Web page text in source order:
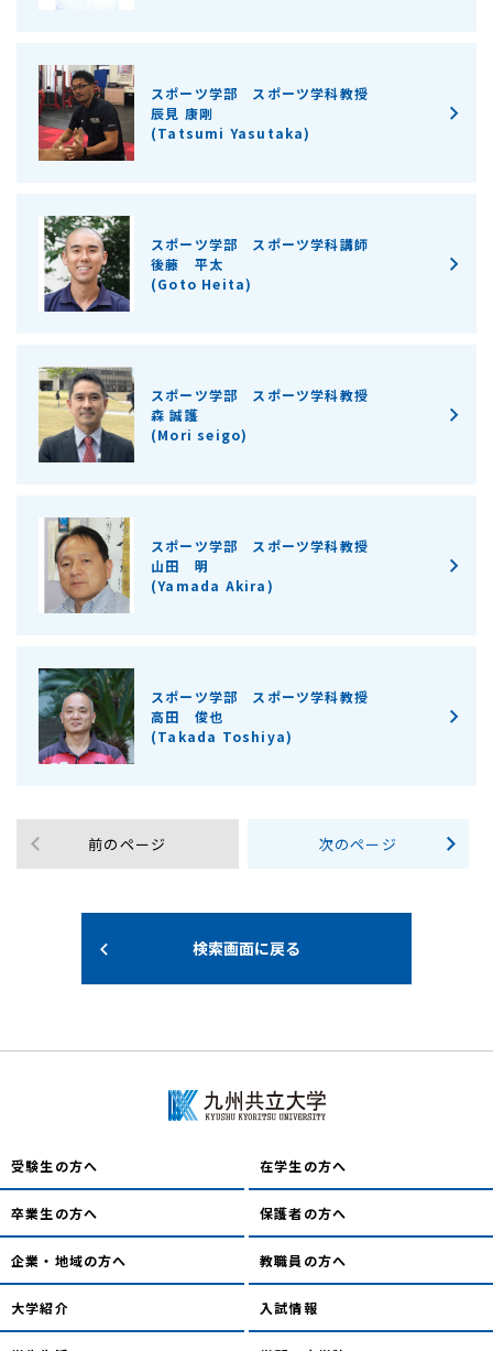
スポーツ学部 スポーツ学科教授
辰見 康剛
(Tatsumi Yasutaka)
スポーツ学部 スポーツ学科講師
後藤 平太
(Goto Heita)
スポーツ学部 スポーツ学科教授
森 誠護
(Mori seigo)
スポーツ学部 スポーツ学科教授
山田 明
(Yamada Akira)
スポーツ学部 スポーツ学科教授
高田 俊也
(Takada Toshiya)
前のページ 次のページ
検索画面に戻る
受験生の方へ 在学生の方へ
卒業生の方へ 保護者の方へ
企業・地域の方へ 教職員の方へ
大学紹介 入試情報